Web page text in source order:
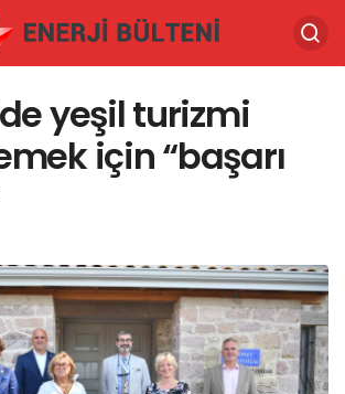
yeşil turizmi
için “başarı